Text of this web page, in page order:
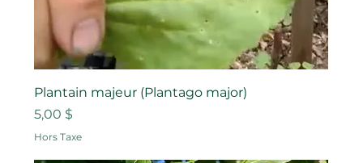
Plantain majeur (Plantago major)
Prix
5,00 $
Hors Taxe